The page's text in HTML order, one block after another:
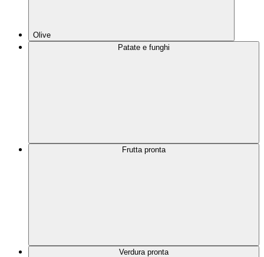
Olive
Patate e funghi
Frutta pronta
Verdura pronta